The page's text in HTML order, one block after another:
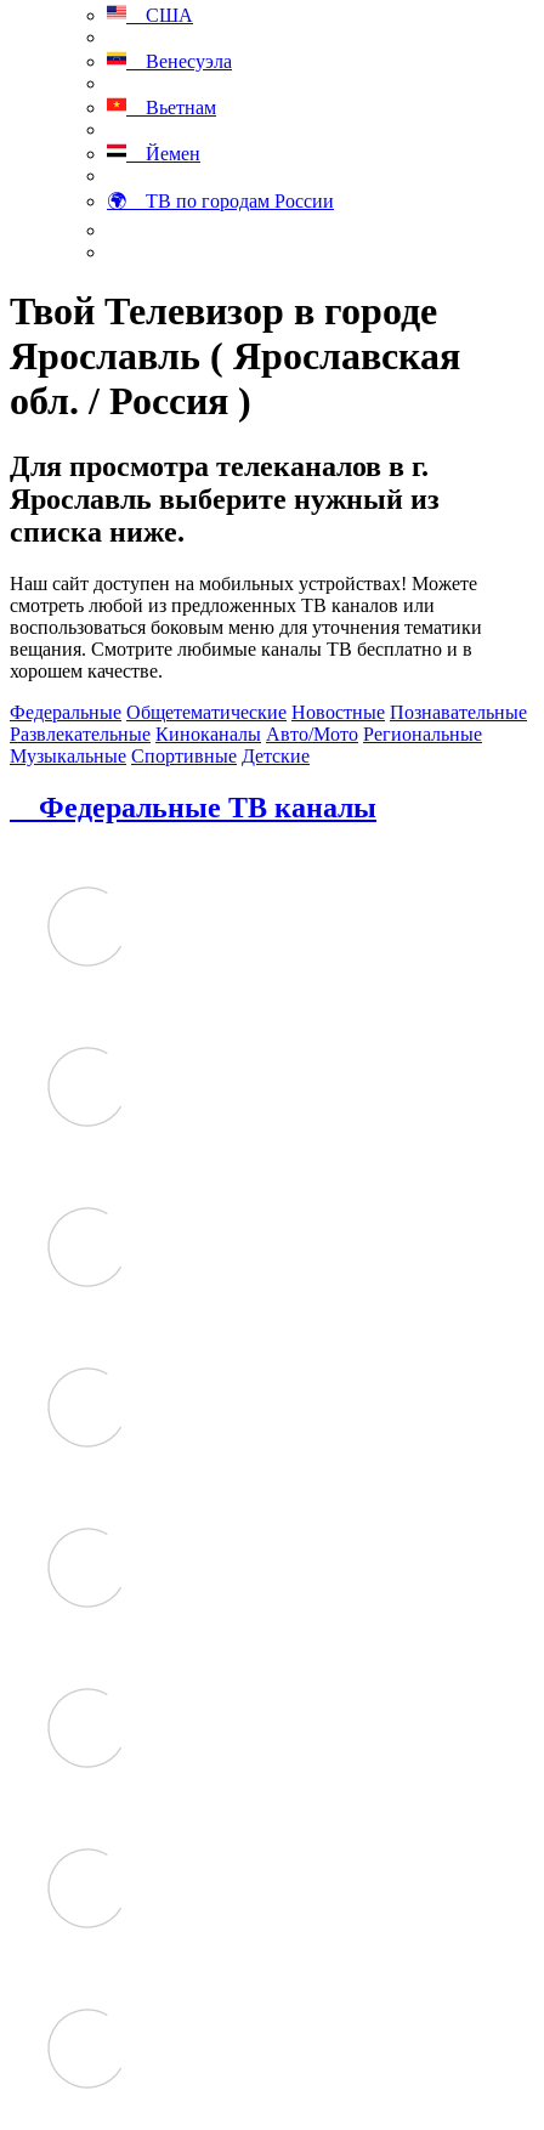
США
Венесуэла
Вьетнам
Йемен
🌍 ТВ по городам России
Твой Телевизор в городе
Ярославль ( Ярославская
обл. / Россия )
Для просмотра телеканалов в г.
Ярославль выберите нужный из
списка ниже.
Наш сайт доступен на мобильных устройствах! Можете
смотреть любой из предложенных ТВ каналов или
воспользоваться боковым меню для уточнения тематики
вещания. Смотрите любимые каналы ТВ бесплатно и в
хорошем качестве.
Федеральные Общетематические Новостные Познавательные
Развлекательные Киноканалы Авто/Мото Региональные
Музыкальные Спортивные Детские
Федеральные ТВ каналы